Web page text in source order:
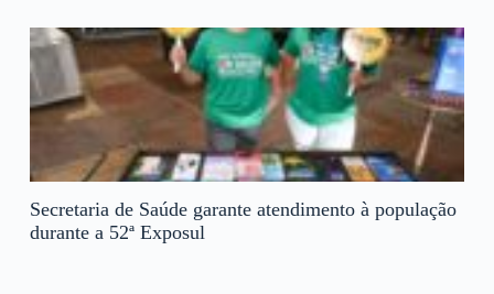
Secretaria de Saúde garante atendimento à população
durante a 52ª Exposul